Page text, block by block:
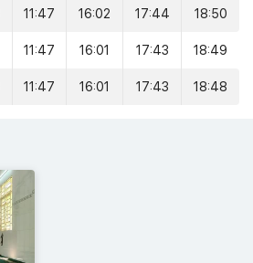
11:47 16:02 17:44 18:50
11:47 16:01 17:43 18:49
11:47 16:01 17:43 18:48